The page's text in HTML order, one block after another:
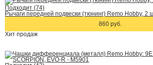
Подходит (74)
Рычаги передней подвески (тюнинг) Remo Hobby, 2
860 руб.
Хит продаж